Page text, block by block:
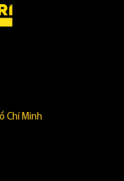
Chí Minh